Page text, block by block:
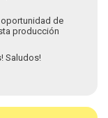
oportunidad de
producción
Saludos!